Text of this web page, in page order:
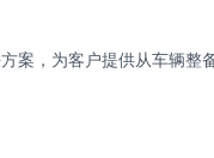
案，为客户提供从车辆整